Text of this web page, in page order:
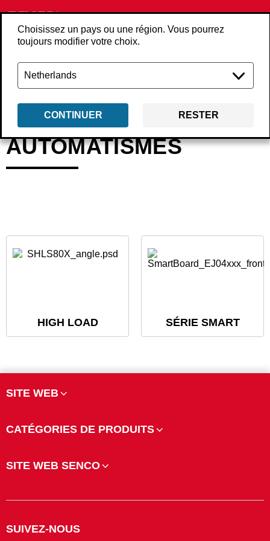
Choisissez un pays ou une région. Vous pourrez
toujours modifier votre choix.
CONTINUER RESTER
Retour Produits Outils Automatismes
AUTOMATISMES
HIGH LOAD SÉRIE SMART
SITE WEB
CATÉGORIES DE PRODUITS
SITE WEB SENCO
SUIVEZ-NOUS